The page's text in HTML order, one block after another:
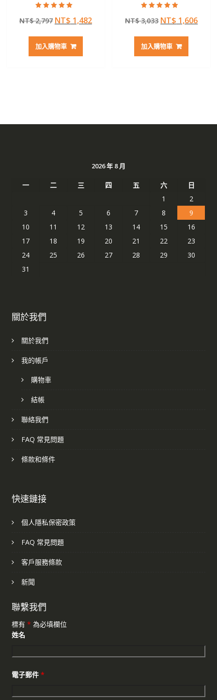
5.00
滿分 5
NT$2,797 原
價
格：
NT$ 1,482目
加入購物車
5.00
滿分 5
NT$3,033 原
價
格：
NT$ 1,606目
加入購物車
2026 年 8 月
一 二 三 四 五 六
日
1
2
3
4 5 6 7 8
9
10
11 12 13 14 15
16
17
18 19 20 21 22
23
24
25 26 27 28 29
30
31
關於我們
關於我們
我的帳戶
購物車
結帳
聯絡我們
FAQ 常見問題
條款和條件
快速鏈接
個人隱私保密政策
FAQ 常見問題
客戶服務條款
新聞
聯繫我們
標有 * 為必填欄位
姓名
電子郵件 *